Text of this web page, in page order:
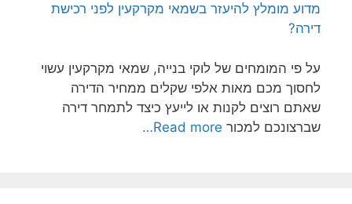
מדוע מומלץ להיעזר בשמאי מקרקעין לפני רכישת
דירה?
על פי המומחים של לוקי בנייה, שמאי מקרקעין עשוי
לחסוך מכם מאות אלפי שקלים ממחיר הדירה
שאתם רוצים לקנות או לייעץ כיצד לתמחר דירה
שברצונכם למכור Read more…